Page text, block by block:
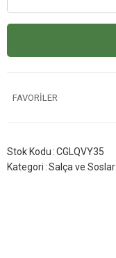
Stok Kodu CGLQVY35
Kategori Salça ve Soslar